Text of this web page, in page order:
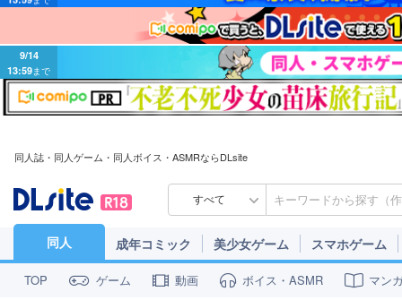
9/14
13:59 まで
同人誌・同人ゲーム・同人ボイス・ASMRならDLsite
すべて
同人 成年コミック 美少女ゲーム スマホゲーム
TOP ゲーム 動画 ボイス・ASMR マン